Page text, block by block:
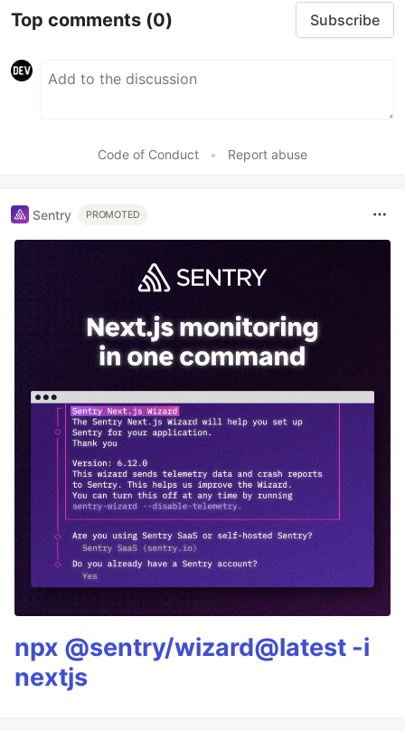
Top comments (0) Subscribe
Code of Conduct • Report abuse
Sentry PROMOTED
npx @sentry/wizard@latest -i
nextjs